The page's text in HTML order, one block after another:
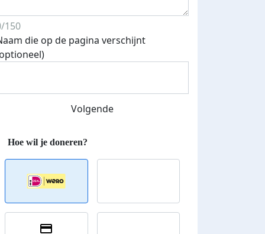
150
die op de pagina verschijnt
Volgende